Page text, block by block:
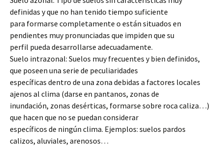
definidas y que no han tenido tiempo suficiente
para formarse completamente o están situados en
pendientes muy pronunciadas que impiden que su
perfil pueda desarrollarse adecuadamente.
Suelo intrazonal: Suelos muy frecuentes y bien definidos,
que poseen una serie de peculiaridades
específicas dentro de una zona debidas a factores locales
ajenos al clima (darse en pantanos, zonas de
inundación, zonas desérticas, formarse sobre roca caliza…)
que hacen que no se puedan considerar
específicos de ningún clima. Ejemplos: suelos pardos
calizos, aluviales, arenosos…